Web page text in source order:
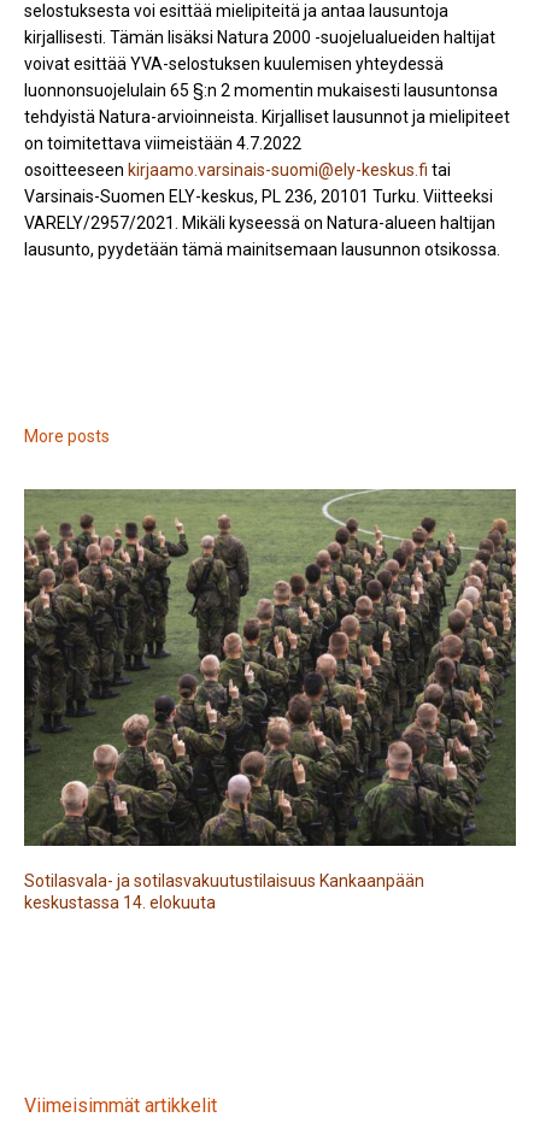
selostuksesta voi esittää mielipiteitä ja antaa lausuntoja
kirjallisesti. Tämän lisäksi Natura 2000 -suojelualueiden haltijat
voivat esittää YVA-selostuksen kuulemisen yhteydessä
luonnonsuojelulain 65 §:n 2 momentin mukaisesti lausuntonsa
tehdyistä Natura-arvioinneista. Kirjalliset lausunnot ja mielipiteet
on toimitettava viimeistään 4.7.2022
osoitteeseen kirjaamo.varsinais-suomi@ely-keskus.fi tai
Varsinais-Suomen ELY-keskus, PL 236, 20101 Turku. Viitteeksi
VARELY/2957/2021. Mikäli kyseessä on Natura-alueen haltijan
lausunto, pyydetään tämä mainitsemaan lausunnon otsikossa.​​
More posts
Sotilasvala- ja sotilasvakuutustilaisuus Kankaanpään
keskustassa 14. elokuuta
Viimeisimmät artikkelit